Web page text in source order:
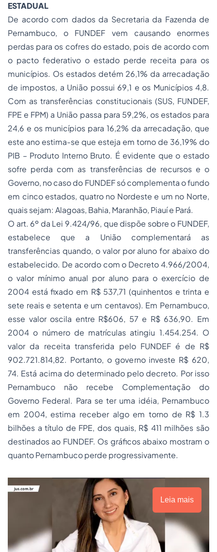
ESTADUAL
De acordo com dados da Secretaria da Fazenda de
Pernambuco, o FUNDEF vem causando enormes
perdas para os cofres do estado, pois de acordo com
o pacto federativo o estado perde receita para os
municípios. Os estados detém 26,1% da arrecadação
de impostos, a União possui 69,1 e os Municípios 4,8.
Com as transferências constitucionais (SUS, FUNDEF,
FPE e FPM) a União passa para 59,2%, os estados para
24,6 e os municípios para 16,2% da arrecadação, que
este ano estima-se que esteja em torno de 36,19% do
PIB – Produto Interno Bruto. É evidente que o estado
sofre perda com as transferências de recursos e o
Governo, no caso do FUNDEF só complementa o fundo
em cinco estados, quatro no Nordeste e um no Norte,
quais sejam: Alagoas, Bahia, Maranhão, Piauí e Pará.
O art. 6º da Lei 9.424/96, que dispõe sobre o FUNDEF,
estabelece que a União complementará as
transferências quando, o valor por aluno for abaixo do
estabelecido. De acordo com o Decreto 4.966/2004,
o valor mínimo anual por aluno para o exercício de
2004 está fixado em R$ 537,71 (quinhentos e trinta e
sete reais e setenta e um centavos). Em Pernambuco,
esse valor oscila entre R$606, 57 e R$ 636,90. Em
2004 o número de matrículas atingiu 1.454.254. O
valor da receita transferida pelo FUNDEF é de R$
902.721.814,82. Portanto, o governo investe R$ 620,
74. Está acima do determinado pelo decreto. Por isso
Pernambuco não recebe Complementação do
Governo Federal. Para se ter uma idéia, Pernambuco
em 2004, estima receber algo em torno de R$ 1.3
bilhões a título de FPE, dos quais, R$ 411 milhões são
destinados ao FUNDEF. Os gráficos abaixo mostram o
quanto Pernambuco perde progressivamente.
Leia mais